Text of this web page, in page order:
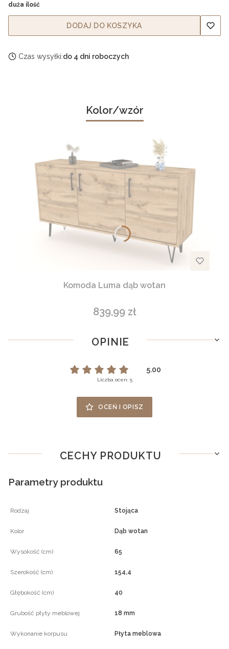
duża ilość
DODAJ DO KOSZYKA
Czas wysyłki:do 4 dni roboczych
Kolor/wzór
Komoda Luma dąb wotan
Cena
839,99 zł
OPINIE
5.00
Liczba ocen: 5
OCEŃ I OPISZ
CECHY PRODUKTU
Parametry produktu
Rodzaj Stojąca
Kolor Dąb wotan
Wysokość (cm) 65
Szerokość (cm) 154,4
Głębokość (cm) 40
Grubość płyty meblowej 18 mm
Wykonanie korpusu Płyta meblowa